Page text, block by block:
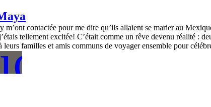
m’ont contactée pour me dire qu’ils allaient se marier au
tellement excitée! C’était comme un rêve devenu réalité :
leurs familles et amis communs de voyager ensemble pour